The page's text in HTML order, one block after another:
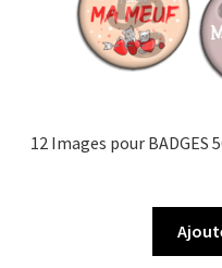
12 Images pour BADGES